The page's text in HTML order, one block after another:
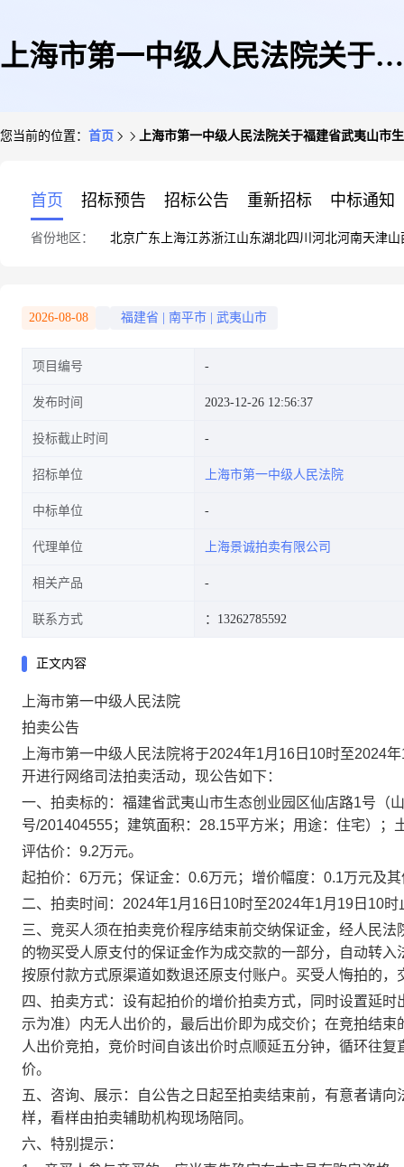
上海市第一中级人民法院关于福
503室(第二次拍卖)的公告
您当前的位置： 首页 上海市第一中级人民法院关于福建省武夷山市
首页 招标预告 招标公告 重新招标 中标通知
省份地区： 北京广东 上海江苏浙江山东湖北四川 河北河南天津山
2026-08-08 福建省 南平市 武夷山市
项目编号
发布时间 2023-12-26 12:56:37
投标截止时间
招标单位 上海市第一中级人民法院
中标单位
代理单位 上海景诚拍卖有限公司
相关产品
联系方式 ：13262785592
正文内容
上海市第一中级人民法院
拍卖公告
上海市第一中级人民法院将于2024年1月 16 日10时至2024年
开进行网络司法拍卖活动，现公告如下：
一、拍卖标的：福建省武夷山市生态创业园区仙店路1号（
号/201404555；建筑面积：28.15平方米；用途：住宅）；
评估价：9.2万元。
起拍价： 6万元；保证金：0.6万元；增价幅度：0.1万元及
二、拍卖时间： 2024年1月 16 日10时至2024年1月 19 日10时
三、竞买人须在拍卖竞价程序结束前交纳保证金，经人民
的物买受人原支付的保证金作为成交款的一部分，自动转
按原付款方式原渠道如数退还原支付账户。买受人悔拍的，
四、拍卖方式：设有起拍价的增价拍卖方式，同时设置延
示为准）内无人出价的，最后出价即为成交价；在竞拍结
人出价竞拍，竞价时间自该出价时点顺延五分钟，循环往
价。
五、咨询、展示：自公告之日起至拍卖结束前，有意者请
样，看样由拍卖辅助机构现场陪同。
六、特别提示：